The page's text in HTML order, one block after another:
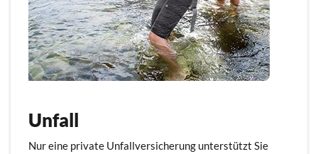
Unfall
Nur eine private Unfallversicherung unterstützt Sie